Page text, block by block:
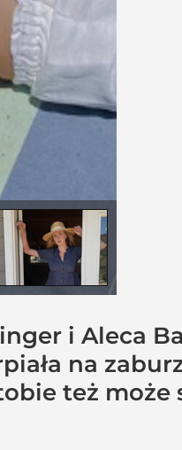
i Aleca
na
też może